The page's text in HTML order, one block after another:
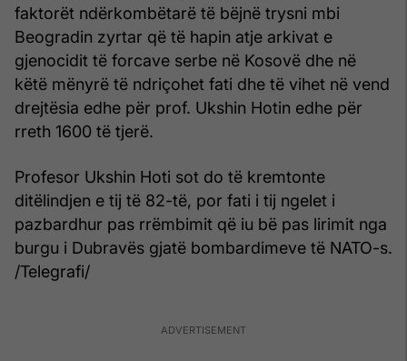
faktorët ndërkombëtarë të bëjnë trysni mbi
Beogradin zyrtar që të hapin atje arkivat e
gjenocidit të forcave serbe në Kosovë dhe në
këtë mënyrë të ndriçohet fati dhe të vihet në vend
drejtësia edhe për prof. Ukshin Hotin edhe për
rreth 1600 të tjerë.
Profesor Ukshin Hoti sot do të kremtonte
ditëlindjen e tij të 82-të, por fati i tij ngelet i
pazbardhur pas rrëmbimit që iu bë pas lirimit nga
burgu i Dubravës gjatë bombardimeve të NATO-s.
/Telegrafi/